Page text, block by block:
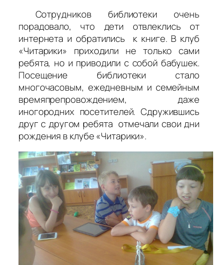
Сотрудников библиотеки очень
порадовало, что дети отвлеклись от
интернета и обратились к книге. В клуб
«Читарики» приходили не только сами
ребята, но и приводили с собой бабушек.
Посещение библиотеки стало
многочасовым, ежедневным и семейным
времяпрепровождением, даже
иногородних посетителей. Сдружившись
друг с другом ребята отмечали свои дни
рождения в клубе «Читарики».